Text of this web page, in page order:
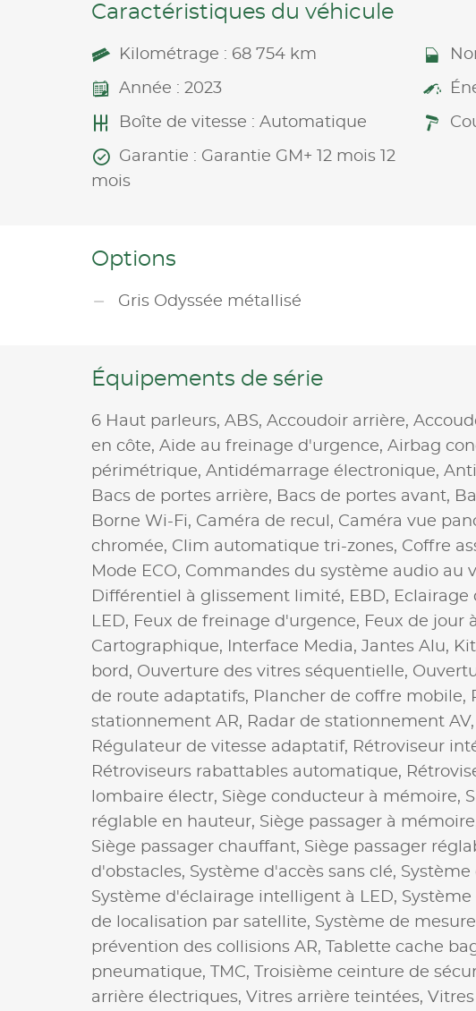
Caractéristiques du véhicule
Kilométrage : 68 754 km
Année : 2023
Boîte de vitesse : Automatique
Garantie : Garantie GM+ 12 mois 12
mois
Options
Gris Odyssée métallisé
Équipements de série
6 Haut parleurs, ABS, Accoudoir arrière,
en côte, Aide au freinage d'urgence, Airbag
périmétrique, Antidémarrage électronique,
Bacs de portes arrière, Bacs de portes avant,
Borne Wi-Fi, Caméra de recul, Caméra vue
chromée, Clim automatique tri-zones, Coffre
Mode ECO, Commandes du système audio au
Différentiel à glissement limité, EBD, Eclairage
LED, Feux de freinage d'urgence, Feux de jour
Cartographique,
Interface Media, Jantes Alu,
bord, Ouverture des vitres séquentielle,
de route adaptatifs, Plancher de coffre mobile,
stationnement AR, Radar de stationnement AV,
Régulateur de vitesse adaptatif, Rétroviseur
Rétroviseurs rabattables automatique,
lombaire électr, Siège conducteur à mémoire,
réglable en hauteur, Siège passager à
Siège passager chauffant, Siège passager
d'obstacles, Système d'accès sans clé,
Système d'éclairage intelligent à LED,
de localisation par satellite, Système de
prévention des collisions AR,
Tablette cache
pneumatique,
TMC, Troisième ceinture de
arrière électriques, Vitres arrière teintées,